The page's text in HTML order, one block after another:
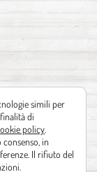
simili per
di
policy
in
Il rifiuto del